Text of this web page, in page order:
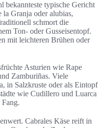
bekannteste typische Gericht
la Granja oder alubias,
schmort die
Ton- oder Gusseisentopf.
mit leichteren Brühen oder
Asturien wie Rape
Zamburiñas. Viele
in Salzkruste oder als Eintopf
wie Cudillero und Luarca
Cabrales Käse reift in